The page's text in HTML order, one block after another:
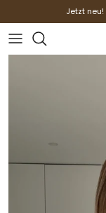
Direkt zum InhaltJetzt neu!